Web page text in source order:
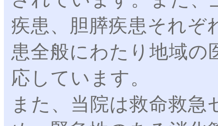
疾患、胆膵疾患それぞ
患全般にわたり地域の
応しています。
また、当院は救命救